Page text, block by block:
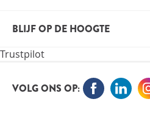
VACATURES
ORTHOKENNIS
BLIJF OP DE HOOGTE
MELD JE NU AAN VOOR DE
Trustpilot
VOLG ONS OP: